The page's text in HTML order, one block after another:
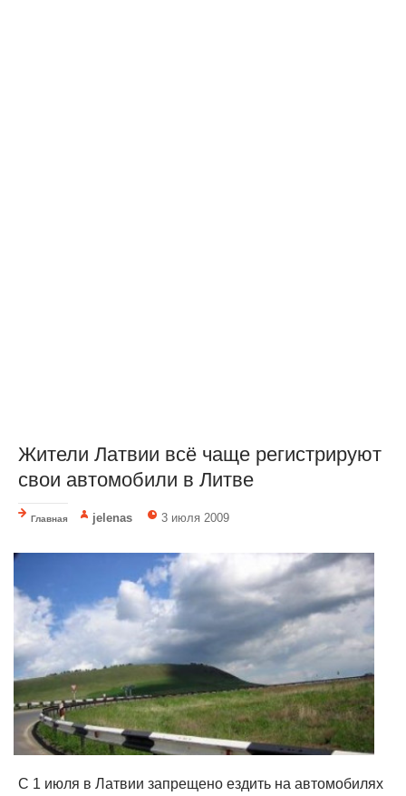
Жители Латвии всё чаще регистрируют
свои автомобили в Литве
Главная jelenas 3 июля 2009
C 1 июля в Латвии запрещено ездить на автомобилях